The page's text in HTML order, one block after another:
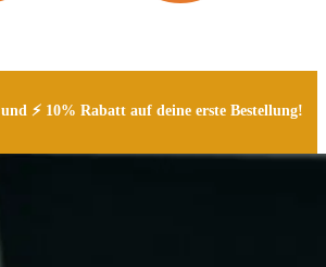
und ⚡ 10% Rabatt auf deine erste Bestellung!